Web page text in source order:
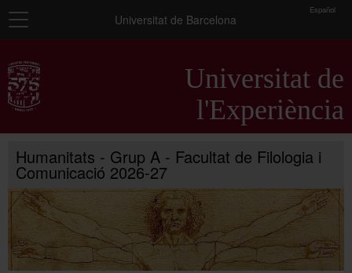
Navegació Universitat de Barcelona
toolbar
Español
Universitat de
l'Experiència
Presentació
Programes universitaris
Seminaris
Activitats complementàries
Humanitats - Grup A - Facultat de Filologia i
Comunicació 2026-27